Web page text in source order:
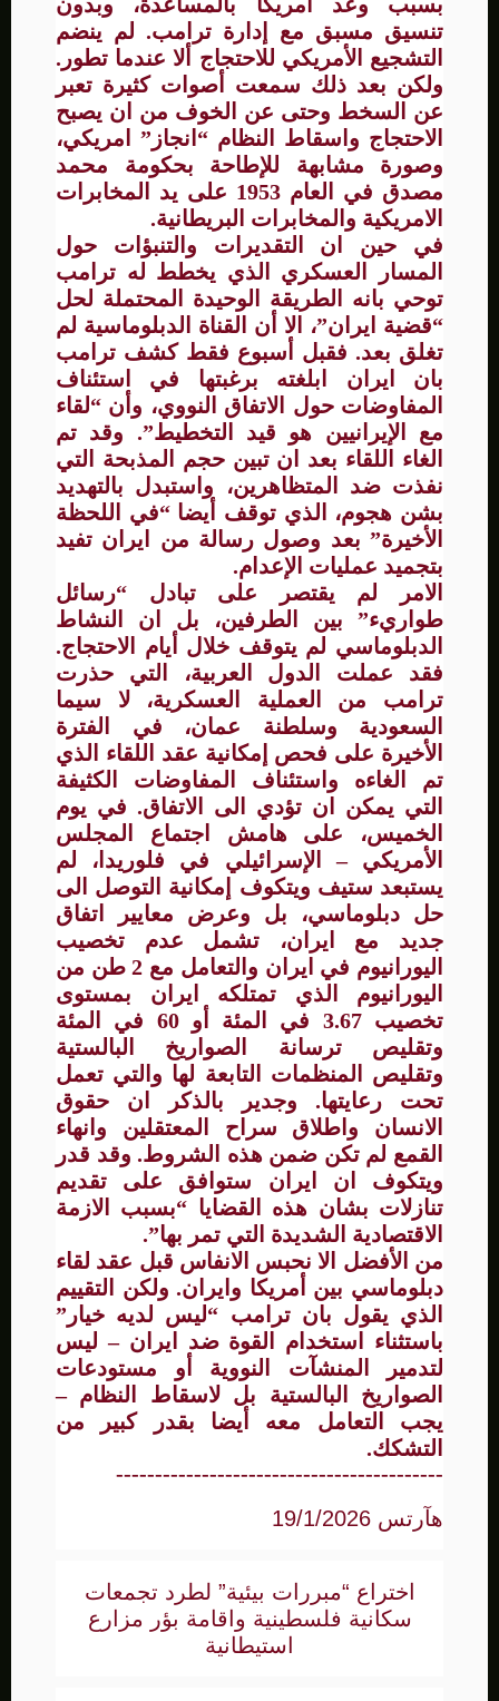
تنسيق مسبق مع إدارة ترامب. لم ينضم
التشجيع الأمريكي للاحتجاج ألا عندما تطور.
ولكن بعد ذلك سمعت أصوات كثيرة تعبر
عن السخط وحتى عن الخوف من ان يصبح
الاحتجاج واسقاط النظام “انجاز” امريكي،
وصورة مشابهة للإطاحة بحكومة محمد
مصدق في العام 1953 على يد المخابرات
الامريكية والمخابرات البريطانية.
في حين ان التقديرات والتنبؤات حول
المسار العسكري الذي يخطط له ترامب
توحي بانه الطريقة الوحيدة المحتملة لحل
“قضية ايران”، الا أن القناة الدبلوماسية لم
تغلق بعد. فقبل أسبوع فقط كشف ترامب
بان ايران ابلغته برغبتها في استئناف
المفاوضات حول الاتفاق النووي، وأن “لقاء
مع الإيرانيين هو قيد التخطيط”. وقد تم
الغاء اللقاء بعد ان تبين حجم المذبحة التي
نفذت ضد المتظاهرين، واستبدل بالتهديد
بشن هجوم، الذي توقف أيضا “في اللحظة
الأخيرة” بعد وصول رسالة من ايران تفيد
بتجميد عمليات الإعدام.
الامر لم يقتصر على تبادل “رسائل
طواريء” بين الطرفين، بل ان النشاط
الدبلوماسي لم يتوقف خلال أيام الاحتجاج.
فقد عملت الدول العربية، التي حذرت
ترامب من العملية العسكرية، لا سيما
السعودية وسلطنة عمان، في الفترة
الأخيرة على فحص إمكانية عقد اللقاء الذي
تم الغاءه واستئناف المفاوضات الكثيفة
التي يمكن ان تؤدي الى الاتفاق. في يوم
الخميس، على هامش اجتماع المجلس
الأمريكي – الإسرائيلي في فلوريدا، لم
يستبعد ستيف ويتكوف إمكانية التوصل الى
حل دبلوماسي، بل وعرض معايير اتفاق
جديد مع ايران، تشمل عدم تخصيب
اليورانيوم في ايران والتعامل مع 2 طن من
اليورانيوم الذي تمتلكه ايران بمستوى
تخصيب 3.67 في المئة أو 60 في المئة
وتقليص ترسانة الصواريخ البالستية
وتقليص المنظمات التابعة لها والتي تعمل
تحت رعايتها. وجدير بالذكر ان حقوق
الانسان واطلاق سراح المعتقلين وانهاء
القمع لم تكن ضمن هذه الشروط. وقد قدر
ويتكوف ان ايران ستوافق على تقديم
تنازلات بشان هذه القضايا “بسبب الازمة
الاقتصادية الشديدة التي تمر بها”.
من الأفضل الا نحبس الانفاس قبل عقد لقاء
دبلوماسي بين أمريكا وايران. ولكن التقييم
الذي يقول بان ترامب “ليس لديه خيار”
باستثناء استخدام القوة ضد ايران – ليس
لتدمير المنشآت النووية أو مستودعات
الصواريخ البالستية بل لاسقاط النظام –
يجب التعامل معه أيضا بقدر كبير من
التشكك.
------------------------------------------
هآرتس 19/1/2026
اختراع “مبررات بيئية” لطرد تجمعات
سكانية فلسطينية واقامة بؤر مزارع
استيطانية